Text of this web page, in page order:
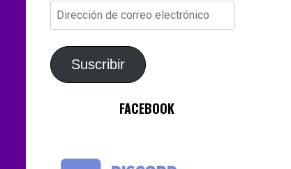
Dirección
de
correo
electrónico
Suscribir
FACEBOOK